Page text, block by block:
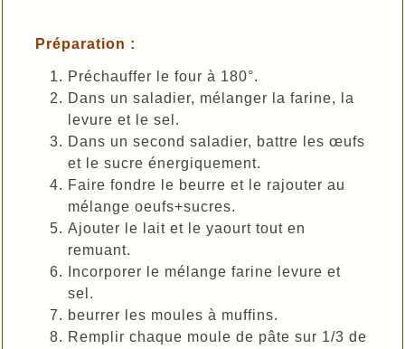
Préparation :
Préchauffer le four à 180°.
Dans un saladier, mélanger la farine, la
levure et le sel.
Dans un second saladier, battre les œufs
et le sucre énergiquement.
Faire fondre le beurre et le rajouter au
mélange oeufs+sucres.
Ajouter le lait et le yaourt tout en
remuant.
Incorporer le mélange farine levure et
sel.
beurrer les moules à muffins.
Remplir chaque moule de pâte sur 1/3 de